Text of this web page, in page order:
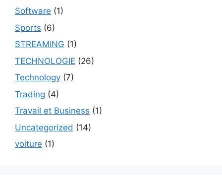
Software (1)
Sports (6)
STREAMING (1)
TECHNOLOGIE (26)
Technology (7)
Trading (4)
Travail et Business (1)
Uncategorized (14)
voiture (1)